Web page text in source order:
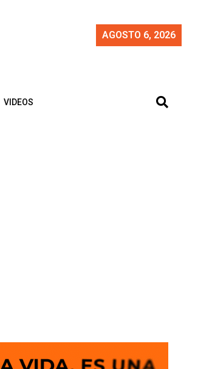
AGOSTO 6, 2026
VIDEOS